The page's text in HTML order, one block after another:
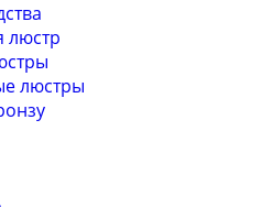
люстр
люстры